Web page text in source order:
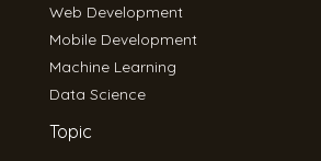
Web Development
Mobile Development
Machine Learning
Data Science
Topic